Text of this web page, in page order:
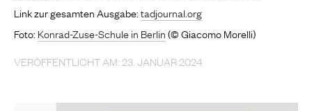
Link zur gesamten Ausgabe:tadjournal.org
Foto: Konrad-Zuse-Schule in Berlin(© Giacomo Morelli)
VERÖFFENTLICHT AM: 23. JANUAR 2024